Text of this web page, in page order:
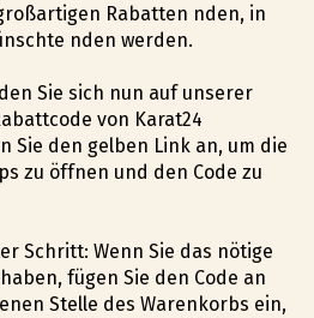
Rabatten finden, in
finden werden.
Sie sich nun auf unserer
von Karat24
Sie den gelben Link an, um die
zu öffnen und den Code zu
Schritt: Wenn Sie das nötige
fügen Sie den Code an
Stelle des Warenkorbs ein,